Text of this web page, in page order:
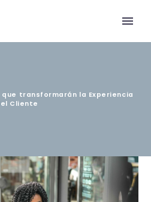
transformarán la Experiencia
Cliente